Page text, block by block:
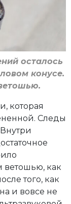
осталось
конусе.
которая
Следы
ветошью, как
того, как
и вовсе не